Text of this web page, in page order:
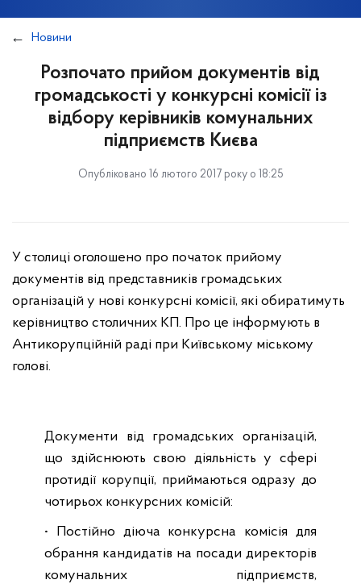
Новини
Розпочато прийом документів від
громадськості у конкурсні комісії із
відбору керівників комунальних
підприємств Києва
Опубліковано 16 лютого 2017 року о 18:25
У столиці оголошено про початок прийому
документів від представників громадських
організацій у нові конкурсні комісії, які обиратимуть
керівництво столичних КП. Про це інформують в
Антикорупційній раді при Київському міському
голові.
Документи від громадських організацій,
що здійснюють свою діяльність у сфері
протидії корупції, приймаються одразу до
чотирьох конкурсних комісій:
• Постійно діюча конкурсна комісія для
обрання кандидатів на посади директорів
комунальних підприємств,